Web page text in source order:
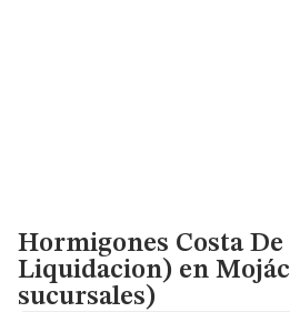
Hormigones Costa
Liquidacion) en
sucursales)